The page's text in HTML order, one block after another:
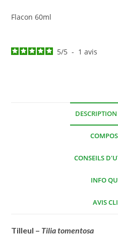
Flacon 60ml
5/5 - 1avis
CONSEILS
INFO
AVIS
Tilleul – Tiliatomentosa